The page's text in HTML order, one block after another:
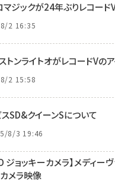
マジックが24年ぶりレコー
2 16:35
トンライトオがレコードVの
2 15:58
スSD&クイーンSについて
8/3 19:46
ジョッキーカメラ】メディー
メラ映像